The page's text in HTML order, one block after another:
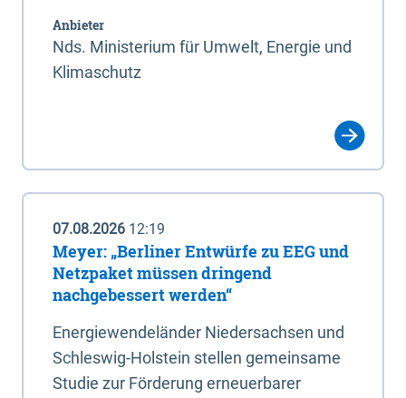
Anbieter
Nds. Ministerium für Umwelt, Energie und
Klimaschutz
07.08.2026 12:19
Meyer: „Berliner Entwürfe zu EEG und
Netzpaket müssen dringend
nachgebessert werden“
Energiewendeländer Niedersachsen und
Schleswig-Holstein stellen gemeinsame
Studie zur Förderung erneuerbarer